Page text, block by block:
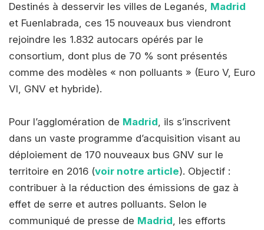
Destinés à desservir les villes de Leganés, Madrid
et Fuenlabrada, ces 15 nouveaux bus viendront
rejoindre les 1.832 autocars opérés par le
consortium, dont plus de 70 % sont présentés
comme des modèles « non polluants » (Euro V, Euro
VI, GNV et hybride).
Pour l’agglomération de Madrid, ils s’inscrivent
dans un vaste programme d’acquisition visant au
déploiement de 170 nouveaux bus GNV sur le
territoire en 2016 (voir notre article). Objectif :
contribuer à la réduction des émissions de gaz à
effet de serre et autres polluants. Selon le
communiqué de presse de Madrid, les efforts